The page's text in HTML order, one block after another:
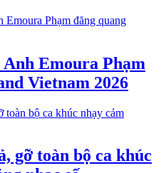
Emoura Phạm
Vietnam 2026
gỡ toàn bộ ca khúc